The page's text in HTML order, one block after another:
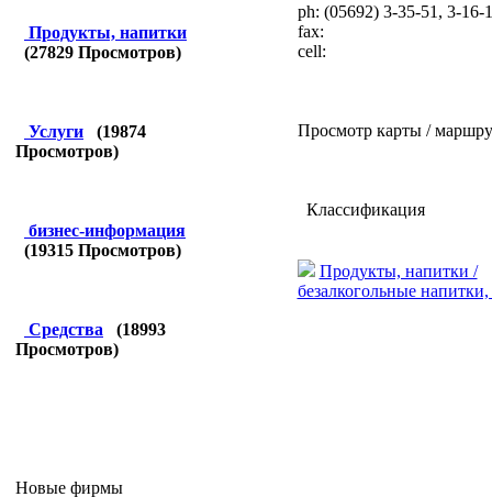
Продукты, напитки
(27829 Просмотров)
Услуги (19874
Просмотров)
бизнес-информация
(19315 Просмотров)
Средства (18993
Просмотров)
Новые фирмы
ph: (05692) 3-35-51, 3-16-
fax:
cell:
Просмотр карты /
Классификация
Продукты, напитки /
безалкогольные